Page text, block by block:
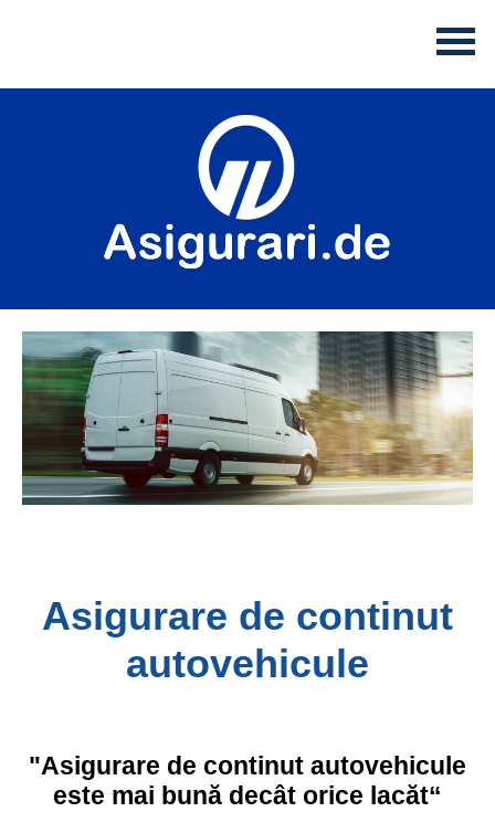
Asigurare de continut
autovehicule
"Asigurare de continut autovehicule
este mai bună decât orice lacăt“